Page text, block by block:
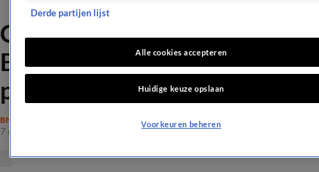
Catherine Keyl sneert naar
Borsato: 'Zwakke
persoonlijkheid'
BN'ERS
7 nov 2025, 16:39
Derde partijen lijst
Alle cookies accepteren
Huidige keuze opslaan
Voorkeuren beheren